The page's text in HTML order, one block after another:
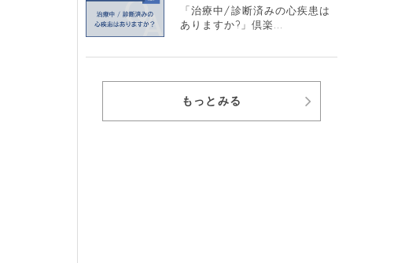
「治療中/診断済みの心疾患は
ありますか?」倶楽...
もっとみる